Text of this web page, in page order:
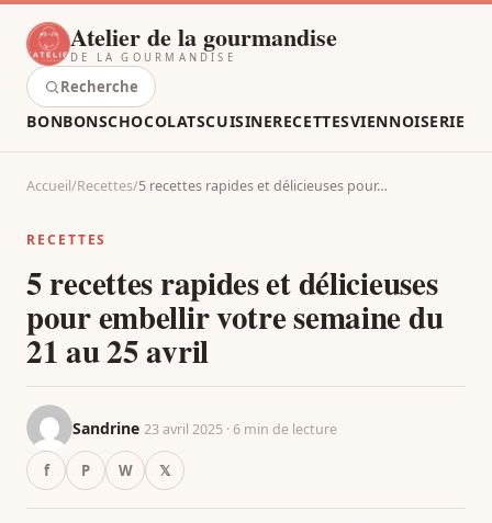
Atelier de la gourmandise
DE LA GOURMANDISE
BONBONSCHOCOLATSCUISINERECETTESVIENNOISERIE
Recherche
Accueil/Recettes/5 recettes rapides et délicieuses pour…
RECETTES
5 recettes rapides et délicieuses
pour embellir votre semaine du
21 au 25 avril
Sandrine 23 avril 2025 · 6 min de lecture
f P W 𝕏